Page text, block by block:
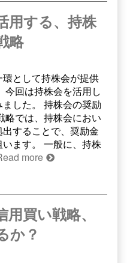
用する、持株
略
として持株会が提供
今回は持株会を活用し
した。 持株会の奨励
略では、持株会におい
することで、奨励金
ます。 一般に、持株
more
買い戦略、
か？